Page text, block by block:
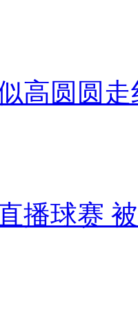
高圆圆走
播球赛